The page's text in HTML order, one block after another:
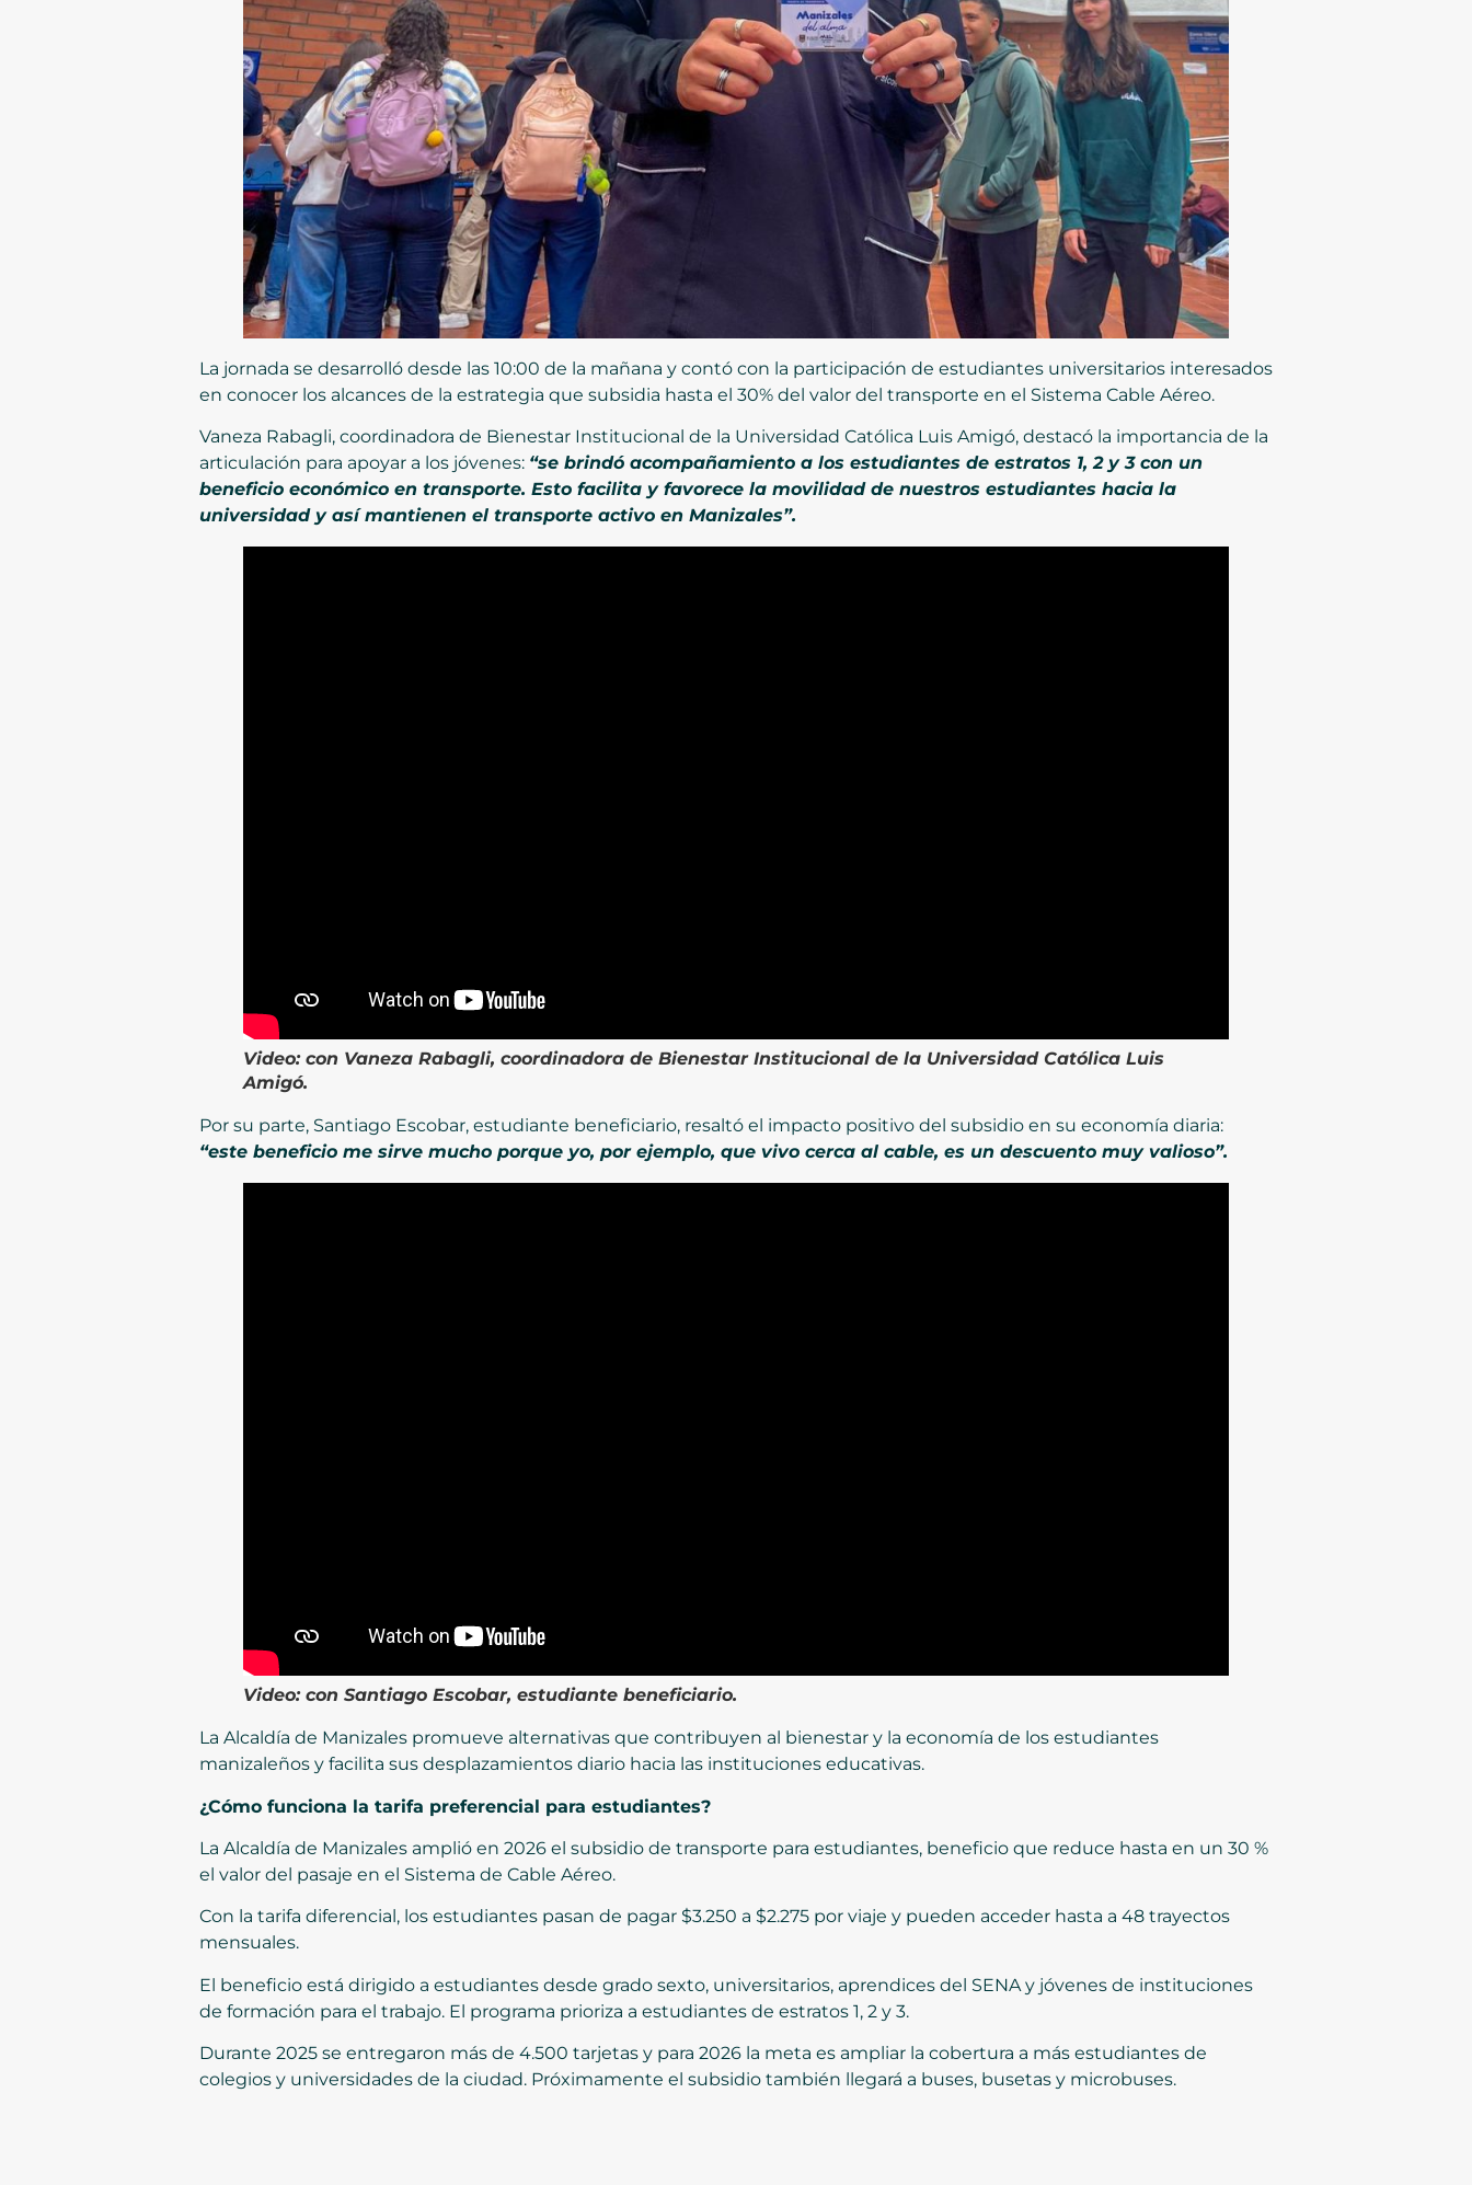
La jornada se desarrolló desde las 10:00 de la mañana y contó con la participación de estudiantes universitarios interesados
en conocer los alcances de la estrategia que subsidia hasta el 30% del valor del transporte en el Sistema Cable Aéreo.
Vaneza Rabagli, coordinadora de Bienestar Institucional de la Universidad Católica Luis Amigó, destacó la importancia de la
articulación para apoyar a los jóvenes: “se brindó acompañamiento a los estudiantes de estratos 1, 2 y 3 con un
beneficio económico en transporte. Esto facilita y favorece la movilidad de nuestros estudiantes hacia la
universidad y así mantienen el transporte activo en Manizales”.
Video: con Vaneza Rabagli, coordinadora de Bienestar Institucional de la Universidad Católica Luis
Amigó.
Por su parte, Santiago Escobar, estudiante beneficiario, resaltó el impacto positivo del subsidio en su economía diaria:
“este beneficio me sirve mucho porque yo, por ejemplo, que vivo cerca al cable, es un descuento muy valioso”.
Video: con Santiago Escobar, estudiante beneficiario.
La Alcaldía de Manizales promueve alternativas que contribuyen al bienestar y la economía de los estudiantes
manizaleños y facilita sus desplazamientos diario hacia las instituciones educativas.
¿Cómo funciona la tarifa preferencial para estudiantes?
La Alcaldía de Manizales amplió en 2026 el subsidio de transporte para estudiantes, beneficio que reduce hasta en un 30 %
el valor del pasaje en el Sistema de Cable Aéreo.
Con la tarifa diferencial, los estudiantes pasan de pagar $3.250 a $2.275 por viaje y pueden acceder hasta a 48 trayectos
mensuales.
El beneficio está dirigido a estudiantes desde grado sexto, universitarios, aprendices del SENA y jóvenes de instituciones
de formación para el trabajo. El programa prioriza a estudiantes de estratos 1, 2 y 3.
Durante 2025 se entregaron más de 4.500 tarjetas y para 2026 la meta es ampliar la cobertura a más estudiantes de
colegios y universidades de la ciudad. Próximamente el subsidio también llegará a buses, busetas y microbuses.